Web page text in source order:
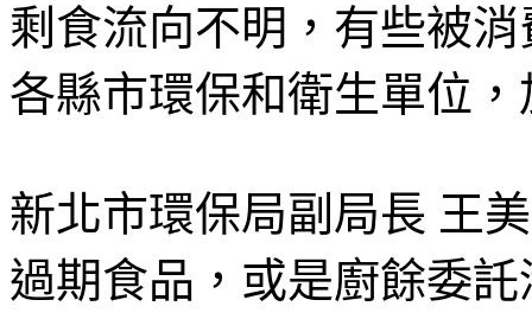
剩食流向不明，有些被
各縣市環保和衛生單位
新北市環保局副局長 王
過期食品，或是廚餘委